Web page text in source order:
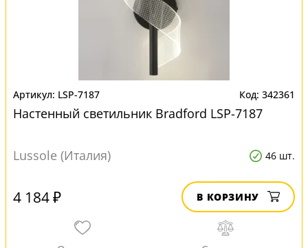
LSP-7187 342361
Настенный светильник Bradford LSP-7187
Lussole (Италия) 46 шт.
4 184 ₽ В КОРЗИНУ